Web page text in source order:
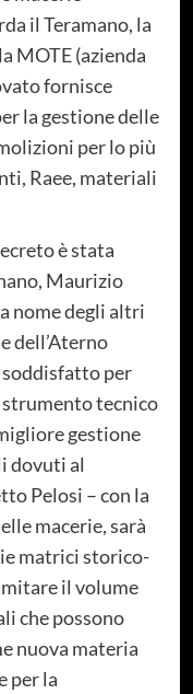
il Teramano, la
MOTE (azienda
fornisce
la gestione delle
per lo più
Raee, materiali
è stata
Maurizio
nome degli altri
dell’Aterno
per
strumento tecnico
gestione
dovuti al
Pelosi – con la
macerie, sarà
matrici storico-
il volume
che possono
nuova materia
per la